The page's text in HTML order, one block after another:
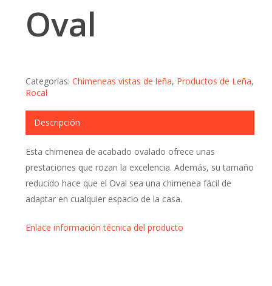
Oval
Categorías: Chimeneas vistas de leña, Productos de Leña,
Rocal
Descripción
Esta chimenea de acabado ovalado ofrece unas
prestaciones que rozan la excelencia. Además, su tamaño
reducido hace que el Oval sea una chimenea fácil de
adaptar en cualquier espacio de la casa.
Enlace información técnica del producto